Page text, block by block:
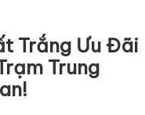
Trắng Ưu Đãi
Trung